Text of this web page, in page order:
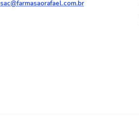
sac@farmasaorafael.com.br